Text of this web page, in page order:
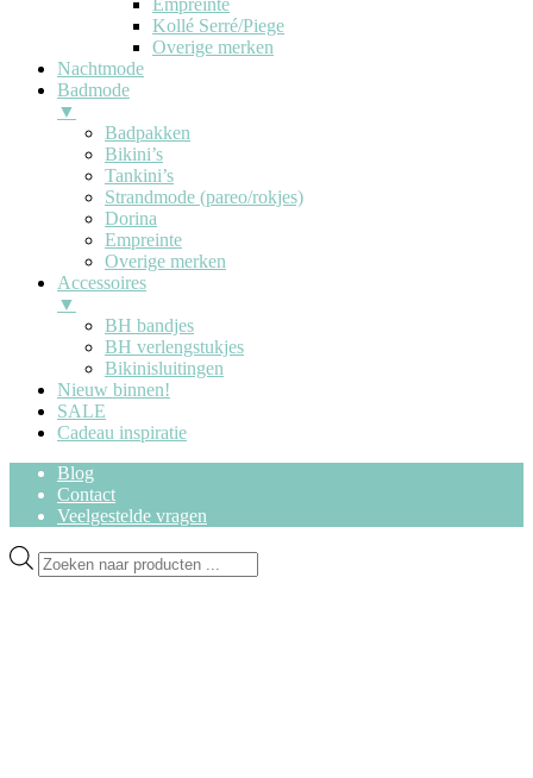
Empreinte
Kollé Serré/Piege
Overige merken
Nachtmode
Badmode
▼
Badpakken
Bikini’s
Tankini’s
Strandmode (pareo/rokjes)
Dorina
Empreinte
Overige merken
Accessoires
▼
BH bandjes
BH verlengstukjes
Bikinisluitingen
Nieuw binnen!
SALE
Cadeau inspiratie
Blog
Contact
Veelgestelde vragen
Ga
door
Ga
naar
Producten
zoeken